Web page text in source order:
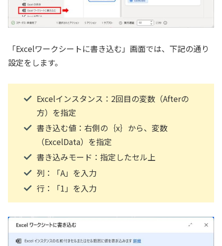
「Excelワークシートに書き込む」画面では、下記の通り
設定をします。
Excelインスタンス：2回目の変数（Afterの
方）を指定
書き込む値：右側の｛x｝から、変数
（ExcelData）を指定
書き込みモード：指定したセル上
列：「A」を入力
行：「1」を入力